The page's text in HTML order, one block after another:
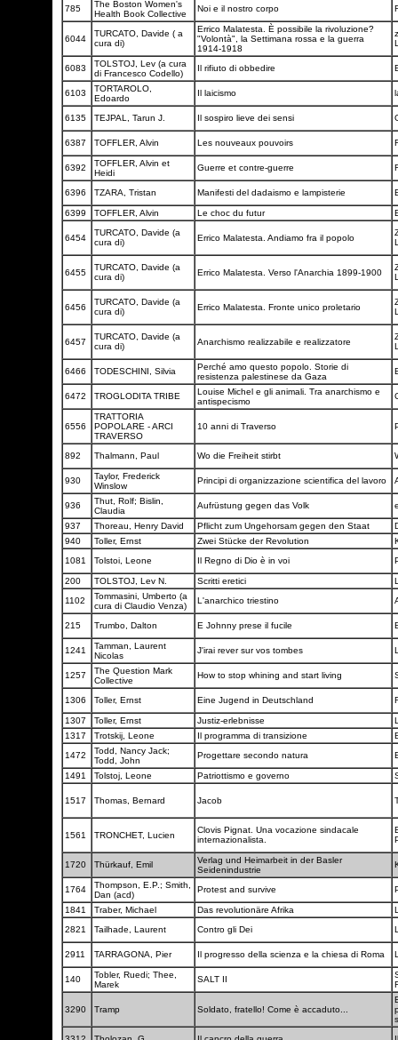
785
The Boston Women's
Health Book Collective
Noi e il nostro corpo
6044
TURCATO, Davide ( a
cura di)
Errico Malatesta. È possibile la rivoluzione?
"Volontà", la Settimana rossa e la guerra
1914-1918
6083
TOLSTOJ, Lev (a cura
di Francesco Codello)
Il rifiuto di obbedire
6103
TORTAROLO,
Edoardo
Il laicismo
6135 TEJPAL, Tarun J. Il sospiro lieve dei sensi
6387 TOFFLER, Alvin Les nouveaux pouvoirs
6392
TOFFLER, Alvin et
Heidi
Guerre et contre-guerre
6396 TZARA, Tristan Manifesti del dadaismo e lampisterie
6399 TOFFLER, Alvin Le choc du futur
6454
TURCATO, Davide (a
cura di)
Errico Malatesta. Andiamo fra il popolo
6455
TURCATO, Davide (a
cura di)
Errico Malatesta. Verso l'Anarchia 1899-1900
6456
TURCATO, Davide (a
cura di)
Errico Malatesta. Fronte unico proletario
6457
TURCATO, Davide (a
cura di)
Anarchismo realizzabile e realizzatore
6466 TODESCHINI, Silvia
Perché amo questo popolo. Storie di
resistenza palestinese da Gaza
6472 TROGLODITA TRIBE
Louise Michel e gli animali. Tra anarchismo e
antispecismo
6556
TRATTORIA
POPOLARE - ARCI
TRAVERSO
10 anni di Traverso
892 Thalmann, Paul Wo die Freiheit stirbt
930
Taylor, Frederick
Winslow
Principi di organizzazione scientifica del lavoro
936
Thut, Rolf; Bislin,
Claudia
Aufrüstung gegen das Volk
937 Thoreau, Henry David Pflicht zum Ungehorsam gegen den Staat
940
Toller, Ernst Zwei Stücke der Revolution
1081
Tolstoi, Leone Il Regno di Dio è in voi
200 TOLSTOJ, Lev N. Scritti eretici
1102
Tommasini, Umberto (a
cura di Claudio Venza)
L'anarchico triestino
215 Trumbo, Dalton E Johnny prese il fucile
1241
Tamman, Laurent
Nicolas
J'irai rever sur vos tombes
1257
The Question Mark
Collective
How to stop whining and start living
1306 Toller, Ernst Eine Jugend in Deutschland
1307 Toller, Ernst Justiz-erlebnisse
1317
Trotskij, Leone Il programma di transizione
1472
Todd, Nancy Jack;
Todd, John
Progettare secondo natura
1491 Tolstoj, Leone Patriottismo e governo
1517 Thomas, Bernard Jacob
1561 TRONCHET, Lucien
Clovis Pignat. Una vocazione sindacale
internazionalista.
1720 Thürkauf, Emil
Verlag und Heimarbeit in der Basler
Seidenindustrie
1764
Thompson, E.P.; Smith,
Dan (acd)
Protest and survive
1841 Traber, Michael Das revolutionäre Afrika
2821
Tailhade, Laurent Contro gli Dei
2911 TARRAGONA, Pier Il progresso della scienza e la chiesa di Roma
140
Tobler, Ruedi; Thee,
Marek
SALT II
3290 Tramp Soldato, fratello! Come è accaduto...